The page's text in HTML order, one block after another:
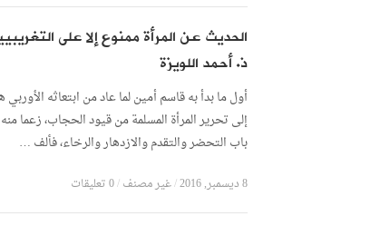
الحديث عن المرأة ممنوع إلا على
ذ. أحمد اللويزة
أول ما بدأ به قاسم أمين لما عاد من ابتعاثه الأوربي
إلى تحرير المرأة المسلمة من قيود الحجاب، زعما
باب التحضر والتقدم والازدهار والرخاء، فألف …
8 ديسمبر, 2016 /غير مصنف/0 تعليقات